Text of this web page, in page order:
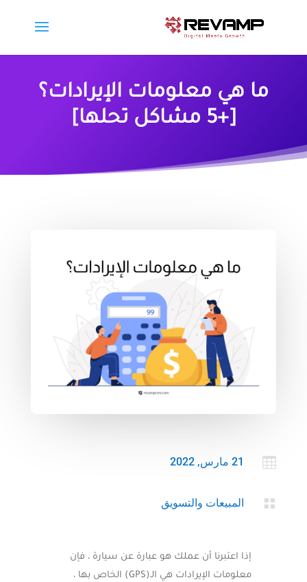
ما هي معلومات الإيرادات؟
[+5 مشاكل تحلها]
 21 مارس, 2022
 المبيعات والتسويق
إذا اعتبرنا أن عملك هو عبارة عن سيارة ، فإن
معلومات الإيرادات هي الـ(GPS) الخاص بها ،